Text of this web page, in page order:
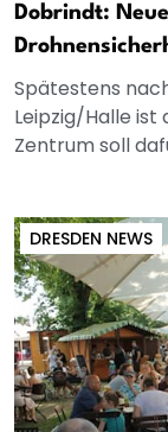
Dobrindt:
Spätestens
Leipzig/Halle ist
Zentrum soll
DRESDEN NEWS